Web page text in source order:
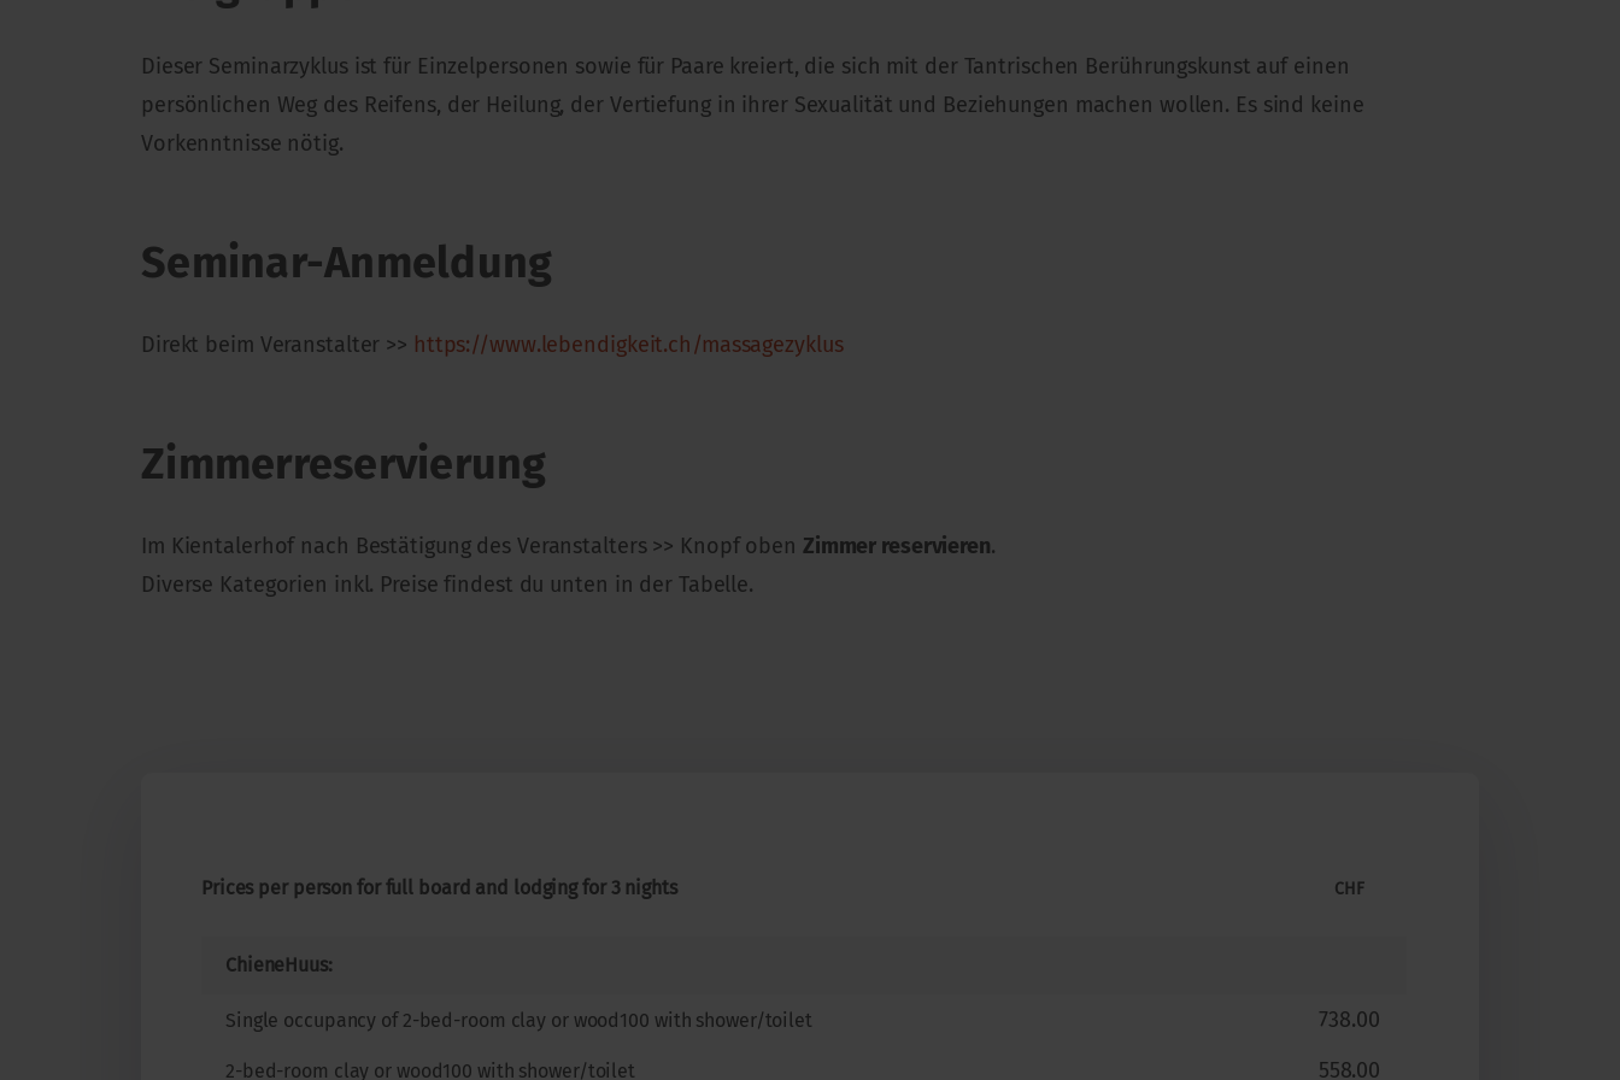
Dieser Seminarzyklus ist für Einzelpersonen sowie für Paare kreiert, die sich mit der Tantrischen Berührungskunst auf einen
persönlichen Weg des Reifens, der Heilung, der Vertiefung in ihrer Sexualität und Beziehungen machen wollen. Es sind keine
Vorkenntnisse nötig.
Seminar-Anmeldung
Direkt beim Veranstalter >> https://www.lebendigkeit.ch/massagezyklus
Zimmerreservierung
Im Kientalerhof nach Bestätigung des Veranstalters >> Knopf oben Zimmer reservieren.
Diverse Kategorien inkl. Preise findest du unten in der Tabelle.
Prices per person for full board and lodging for 3 nights CHF
ChieneHuus:
Single occupancy of 2-bed-room clay or wood100 with shower/toilet 738.00
2-bed-room clay or wood100 with shower/toilet 558.00